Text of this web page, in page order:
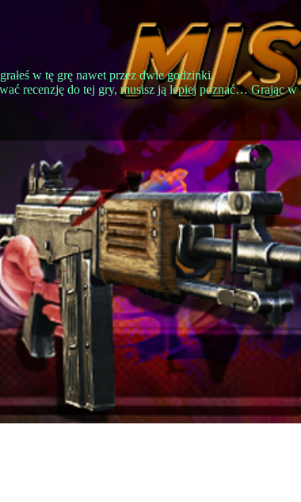
w tę grę nawet przez dwie godzinki.
recenzję do tej gry, musisz ją lepiej poznać… Grając